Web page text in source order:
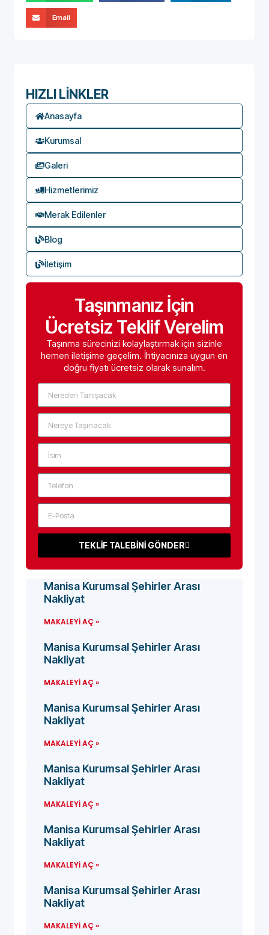
Email
HIZLI LİNKLER
Anasayfa
Kurumsal
Galeri
Hizmetlerimiz
Merak Edilenler
Blog
İletişim
Taşınmanız İçin
Ücretsiz Teklif Verelim
Taşınma sürecinizi kolaylaştırmak için sizinle
hemen iletişime geçelim. İhtiyacınıza uygun en
doğru fiyatı ücretsiz olarak sunalım.
TEKLİF TALEBİNİ GÖNDER
Manisa Kurumsal Şehirler Arası
Nakliyat
MAKALEYI AÇ »
Manisa Kurumsal Şehirler Arası
Nakliyat
MAKALEYI AÇ »
Manisa Kurumsal Şehirler Arası
Nakliyat
MAKALEYI AÇ »
Manisa Kurumsal Şehirler Arası
Nakliyat
MAKALEYI AÇ »
Manisa Kurumsal Şehirler Arası
Nakliyat
MAKALEYI AÇ »
Manisa Kurumsal Şehirler Arası
Nakliyat
MAKALEYI AÇ »